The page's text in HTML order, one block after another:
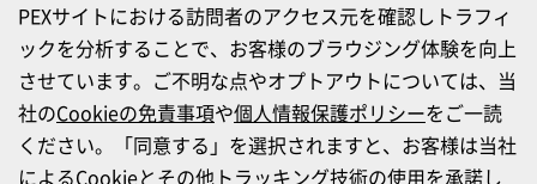
PEXサイトにおける訪問者のアクセス元を確認しトラフィ
ックを分析することで、お客様のブラウジング体験を向上
させています。ご不明な点やオプトアウトについては、当
社のCookieの免責事項や個人情報保護ポリシーをご一読
ください。「同意する」を選択されますと、お客様は当社
によるCookieとその他トラッキング技術の使用を承諾し